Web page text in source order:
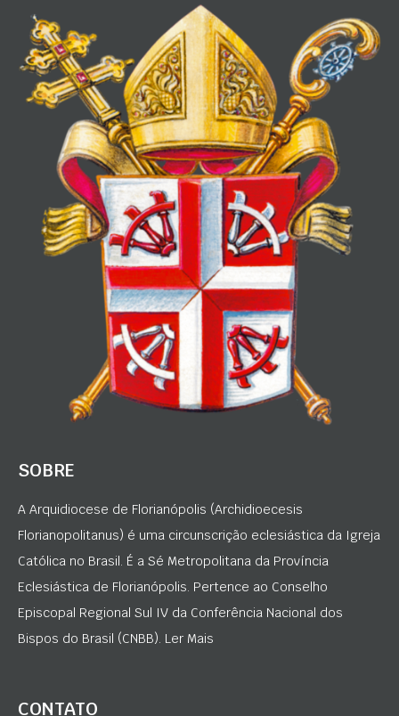
SOBRE
A Arquidiocese de Florianópolis (Archidioecesis
Florianopolitanus) é uma circunscrição eclesiástica da Igreja
Católica no Brasil. É a Sé Metropolitana da Província
Eclesiástica de Florianópolis. Pertence ao Conselho
Episcopal Regional Sul IV da Conferência Nacional dos
Bispos do Brasil (CNBB). Ler Mais
CONTATO